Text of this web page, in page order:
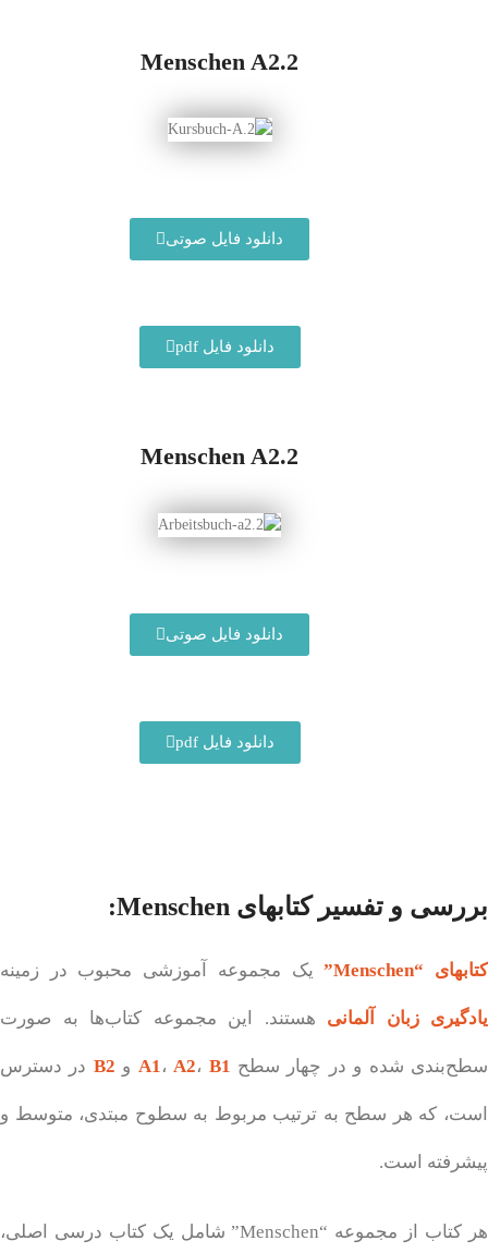
Menschen A2.2
دانلود فایل صوتی
دانلود فایل pdf
Menschen A2.2
دانلود فایل صوتی
دانلود فایل pdf
بررسی و تفسیر کتابهای Menschen:
کتابهای “Menschen” یک مجموعه آموزشی محبوب در زمینه
یادگیری زبان آلمانی هستند. این مجموعه کتاب‌ها به صورت
سطح‌بندی شده و در چهار سطح A1،A2، B1 و B2 در دسترس
است، که هر سطح به ترتیب مربوط به سطوح مبتدی، متوسط و
پیشرفته است.
هر کتاب از مجموعه “Menschen” شامل یک کتاب درسی اصلی،